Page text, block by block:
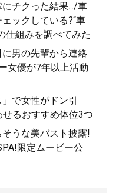
チクった結果.../車
ックしている?“車
仕組みを調べてみた
男の先輩から連絡
女優が7年以上活動
で女性がドン引
せるおすすめ体位3つ
うな美バスト披露!
限定ムービー公